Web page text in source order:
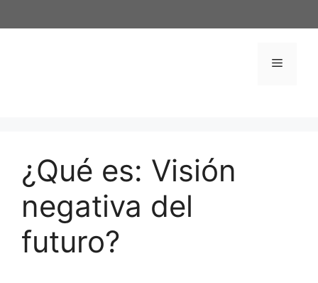
al
Menú
¿Qué es: Visión
negativa del
futuro?